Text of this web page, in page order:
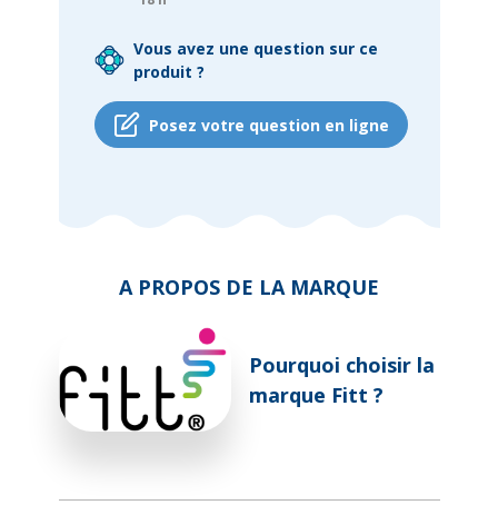
Vous avez une question sur ce
produit ?
Posez votre question en ligne
A PROPOS DE LA MARQUE
Pourquoi choisir la
marque Fitt ?